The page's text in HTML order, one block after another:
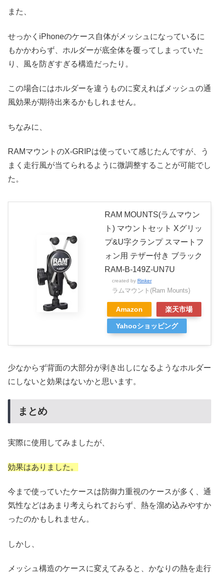
また、
せっかくiPhoneのケース自体がメッシュになっているに
もかかわらず、ホルダーが底全体を覆ってしまっていた
り、風を防ぎすぎる構造だったり。
この場合にはホルダーを違うものに変えればメッシュの通
風効果が期待出来るかもしれません。
ちなみに、
RAMマウントのX-GRIPは使っていて感じたんですが、う
まく走行風が当てられるように微調整することが可能でし
た。
RAM MOUNTS(ラムマウン
ト) マウントセット Xグリッ
プ&U字クランプ スマートフ
ォン用 テザー付き ブラック
RAM-B-149Z-UN7U
created by Rinker
ラムマウント(Ram Mounts)
Amazon 楽天市場
Yahooショッピング
少なからず背面の大部分が剥き出しになるようなホルダー
にしないと効果はないかと思います。
まとめ
実際に使用してみましたが、
効果はありました。
今まで使っていたケースは防御力重視のケースが多く、通
気性などはあまり考えられておらず、熱を溜め込みやすか
ったのかもしれません。
しかし、
メッシュ構造のケースに変えてみると、かなりの熱を走行